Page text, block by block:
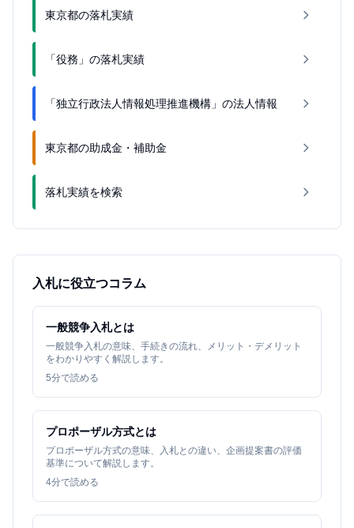
東京都の落札実績
「役務」の落札実績
「独立行政法人情報処理推進機構」の法人情報
東京都の助成金・補助金
落札実績を検索
入札に役立つコラム
一般競争入札とは
一般競争入札の意味、手続きの流れ、メリット・デメリット
をわかりやすく解説します。
5分で読める
プロポーザル方式とは
プロポーザル方式の意味、入札との違い、企画提案書の評価
基準について解説します。
4分で読める